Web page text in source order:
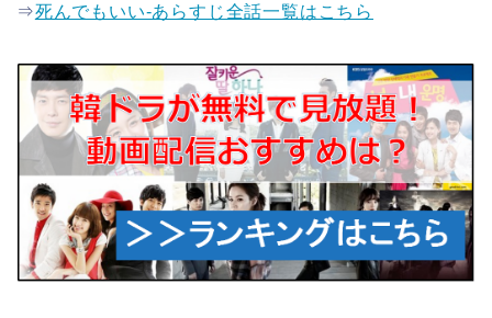
⇒死んでもいい-あらすじ全話一覧はこちら